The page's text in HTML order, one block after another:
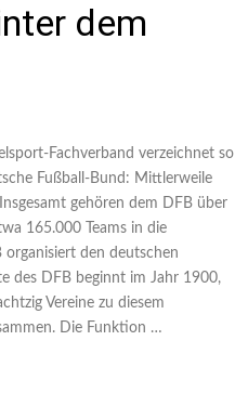
dem
Fachverband verzeichnet so
Fußball-Bund: Mittlerweile
gehören dem DFB über
165.000 Teams in die
den deutschen
des DFB beginnt im Jahr 1900,
Vereine zu diesem
Die Funktion …